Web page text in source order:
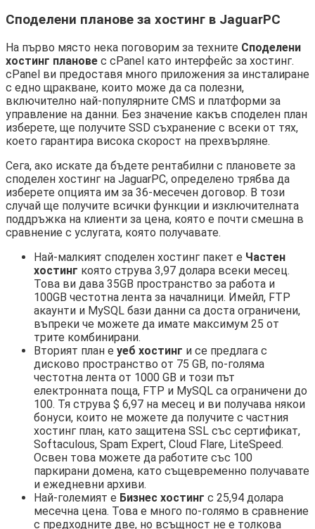
Споделени планове за хостинг в JaguarPC
На първо място нека поговорим за техните Споделени
хостинг планове с cPanel като интерфейс за хостинг.
cPanel ви предоставя много приложения за инсталиране
с едно щракване, които може да са полезни,
включително най-популярните CMS и платформи за
управление на данни. Без значение какъв споделен план
изберете, ще получите SSD съхранение с всеки от тях,
което гарантира висока скорост на прехвърляне.
Сега, ако искате да бъдете рентабилни с плановете за
споделен хостинг на JaguarPC, определено трябва да
изберете опцията им за 36-месечен договор. В този
случай ще получите всички функции и изключителната
поддръжка на клиенти за цена, която е почти смешна в
сравнение с услугата, която получавате.
Най-малкият споделен хостинг пакет е Частен
хостинг която струва 3,97 долара всеки месец.
Това ви дава 35GB пространство за работа и
100GB честотна лента за началници. Имейл, FTP
акаунти и MySQL бази данни са доста ограничени,
въпреки че можете да имате максимум 25 от
трите комбинирани.
Вторият план е уеб хостинг и се предлага с
дисково пространство от 75 GB, по-голяма
честотна лента от 1000 GB и този път
електронната поща, FTP и MySQL са ограничени до
100. Тя струва $ 6,97 на месец и ви получава някои
бонуси, които не можете да получите с частния
хостинг план, като защитена SSL със сертификат,
Softaculous, Spam Expert, Cloud Flare, LiteSpeed.
Освен това можете да работите със 100
паркирани домена, като същевременно получавате
и ежедневни архиви.
Най-големият е Бизнес хостинг с 25,94 долара
месечна цена. Това е много по-голямо в сравнение
с предходните две, но всъщност не е толкова